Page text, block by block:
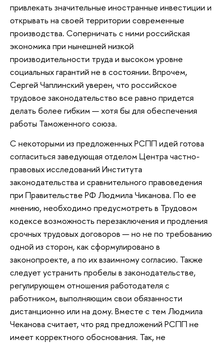
привлекать значительные иностранные инвестиции и
открывать на своей территории современные
производства. Соперничать с ними российская
экономика при нынешней низкой
производительности труда и высоком уровне
социальных гарантий не в состоянии. Впрочем,
Сергей Чаплинский уверен, что российское
трудовое законодательство все равно придется
делать более гибким — хотя бы для обеспечения
работы Таможенного союза.
С некоторыми из предложенных РСПП идей готова
согласиться заведующая отделом Центра частно-
правовых исследований Института
законодательства и сравнительного правоведения
при Правительстве РФ Людмила Чиканова. По ее
мнению, необходимо предусмотреть в Трудовом
кодексе возможность перезаключения и продления
срочных трудовых договоров — но не по требованию
одной из сторон, как сформулировано в
законопроекте, а по их взаимному согласию. Также
следует устранить пробелы в законодательстве,
регулирующем отношения работодателя с
работником, выполняющим свои обязанности
дистанционно или на дому. Вместе с тем Людмила
Чеканова считает, что ряд предложений РСПП не
имеет корректного обоснования. Так, не